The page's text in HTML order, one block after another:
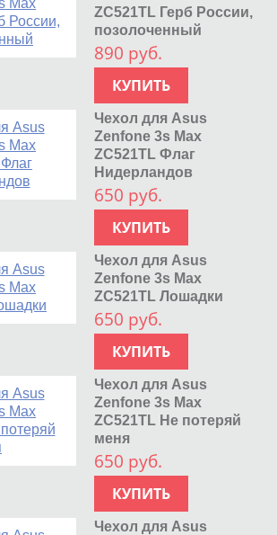
ZC521TL Герб России,
позолоченный
890 руб.
КУПИТЬ
Чехол для Asus
Zenfone 3s Max
ZC521TL Флаг
Нидерландов
650 руб.
КУПИТЬ
Чехол для Asus
Zenfone 3s Max
ZC521TL Лошадки
650 руб.
КУПИТЬ
Чехол для Asus
Zenfone 3s Max
ZC521TL Не потеряй
меня
650 руб.
КУПИТЬ
Чехол для Asus